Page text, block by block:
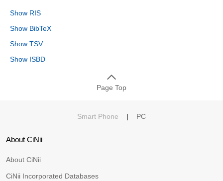
Show RIS
Show BibTeX
Show TSV
Show ISBD
Page Top
Smart Phone | PC
About CiNii
About CiNii
CiNii Incorporated Databases